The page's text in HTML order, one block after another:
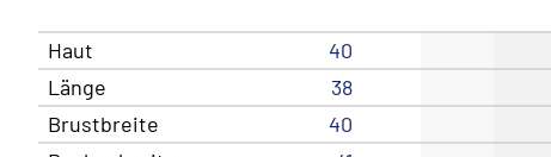
Haut
40
Länge
38
Brustbreite
40